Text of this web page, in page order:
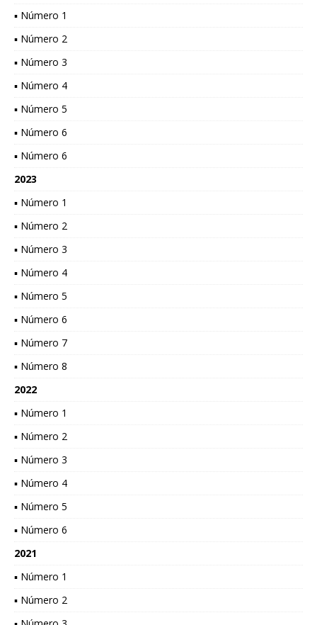
▪ Número 1
▪ Número 2
▪ Número 3
▪ Número 4
▪ Número 5
▪ Número 6
▪ Número 6
2023
▪ Número 1
▪ Número 2
▪ Número 3
▪ Número 4
▪ Número 5
▪ Número 6
▪ Número 7
▪ Número 8
2022
▪ Número 1
▪ Número 2
▪ Número 3
▪ Número 4
▪ Número 5
▪ Número 6
2021
▪ Número 1
▪ Número 2